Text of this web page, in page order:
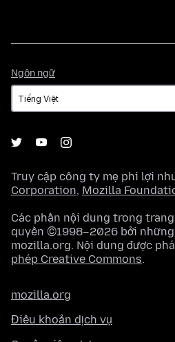
Ngôn ngữ
ngữ
Truy cập công ty mẹ phi lợi
Corporation, Mozilla
Các phần nội dung trong
quyền ©1998–2026 bởi
mozilla.org. Nội dung được
phép Creative Commons.
mozilla.org
Điều khoản dịch vụ